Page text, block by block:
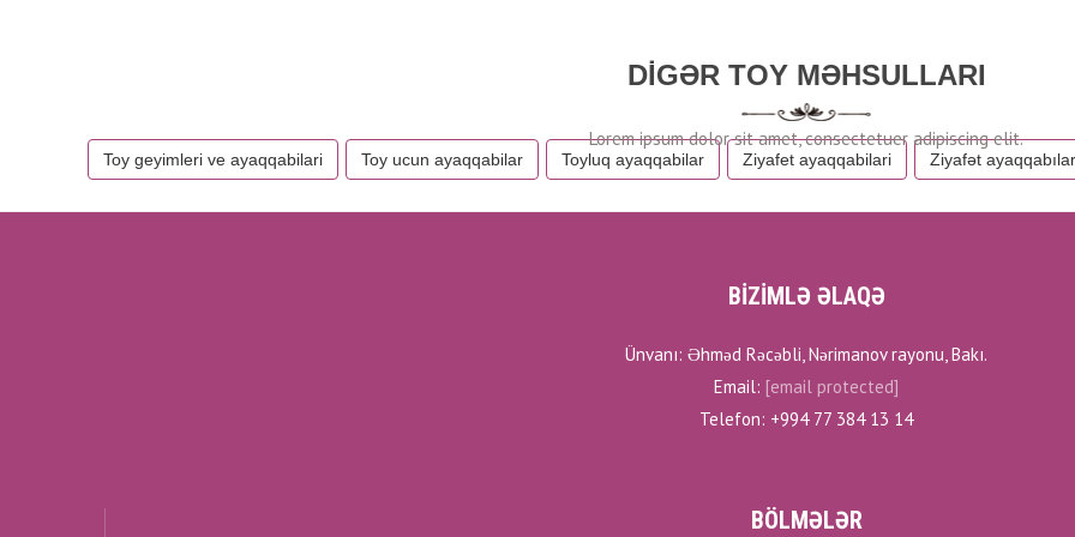
DIGƏR TOY MƏHSULLARI
Toy geyimleri ve ayaqqabilari Toy ucun ayaqqabilar Toyluq ayaqqabilar Ziyafet ayaqqabilari Ziyafət
BİZİMLƏ ƏLAQƏ
Ünvanı: Əhməd Rəcəbli, Nərimanov rayonu, Bakı.
Email: [email protected]
Telefon: +994 77 384 13 14
BÖLMƏLƏR